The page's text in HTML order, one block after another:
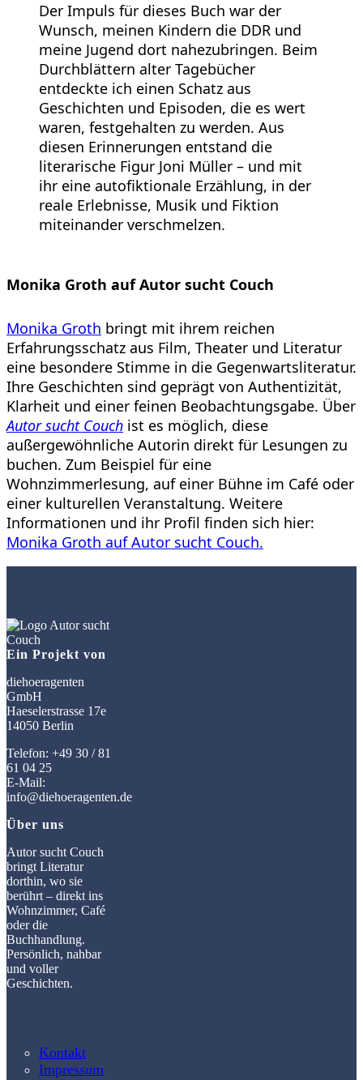
Der Impuls für dieses Buch war der
Wunsch, meinen Kindern die DDR und
meine Jugend dort nahezubringen. Beim
Durchblättern alter Tagebücher
entdeckte ich einen Schatz aus
Geschichten und Episoden, die es wert
waren, festgehalten zu werden. Aus
diesen Erinnerungen entstand die
literarische Figur Joni Müller – und mit
ihr eine autofiktionale Erzählung, in der
reale Erlebnisse, Musik und Fiktion
miteinander verschmelzen.
Monika Groth auf Autor sucht Couch
Monika Groth bringt mit ihrem reichen
Erfahrungsschatz aus Film, Theater und Literatur
eine besondere Stimme in die Gegenwartsliteratur.
Ihre Geschichten sind geprägt von Authentizität,
Klarheit und einer feinen Beobachtungsgabe. Über
Autor sucht Couch ist es möglich, diese
außergewöhnliche Autorin direkt für Lesungen zu
buchen. Zum Beispiel für eine
Wohnzimmerlesung, auf einer Bühne im Café oder
einer kulturellen Veranstaltung. Weitere
Informationen und ihr Profil finden sich hier:
Monika Groth auf Autor sucht Couch.
Ein Projekt von
diehoeragenten
GmbH
Haeselerstrasse 17e
14050 Berlin
Telefon: +49 30 / 81
61 04 25
E-Mail:
info@diehoeragenten.de
Über uns
Autor sucht Couch
bringt Literatur
dorthin, wo sie
berührt – direkt ins
Wohnzimmer, Café
oder die
Buchhandlung.
Persönlich, nahbar
und voller
Geschichten.
Kontakt
Impressum